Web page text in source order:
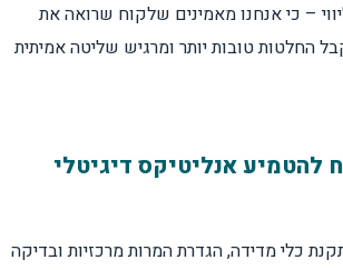
– כי אנחנו מאמינים שלקוח שרואה את
החלטות טובות יותר ומרגיש שליטה אמיתית
להטמיע אנליטיקס דיגיטלי
כלי מדידה, הגדרת המרות מרכזיות ובדיקה